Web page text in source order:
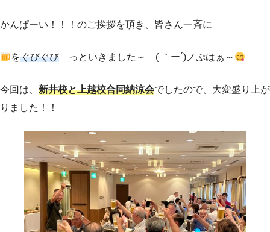
かんぱーい！！！のご挨拶を頂き、皆さん一斉に
をぐびぐびっといきました～ ( ｀ー´)ノぷはぁ～
今回は、 新井校と上越校合同納涼会でしたので、大変盛り上が
りました！！